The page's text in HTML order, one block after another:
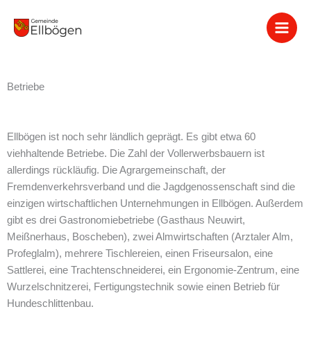
Inhalt
Betriebe
Ellbögen ist noch sehr ländlich geprägt. Es gibt etwa 60
viehhaltende Betriebe. Die Zahl der Vollerwerbsbauern ist
allerdings rückläufig. Die Agrargemeinschaft, der
Fremdenverkehrsverband und die Jagdgenossenschaft sind die
einzigen wirtschaftlichen Unternehmungen in Ellbögen. Außerdem
gibt es drei Gastronomiebetriebe (Gasthaus Neuwirt,
Meißnerhaus, Boscheben), zwei Almwirtschaften (Arztaler Alm,
Profeglalm), mehrere Tischlereien, einen Friseursalon, eine
Sattlerei, eine Trachtenschneiderei, ein Ergonomie-Zentrum, eine
Wurzelschnitzerei, Fertigungstechnik sowie einen Betrieb für
Hundeschlittenbau.